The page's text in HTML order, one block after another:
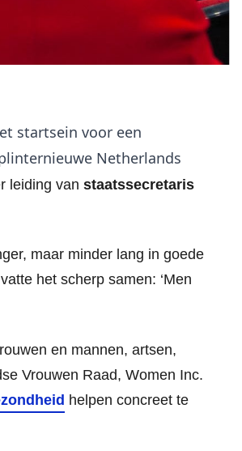
startsein voor een
Netherlands
leiding van staatssecretaris
maar minder lang in goede
het scherp samen: ‘Men
en mannen, artsen,
Vrouwen Raad, Women Inc.
helpen concreet te